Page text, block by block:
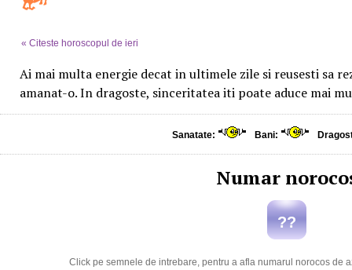
« Citeste horoscopul de ieri
Ai mai multa energie decat in ultimele zile si reusesti sa
amanat-o. In dragoste, sinceritatea iti poate aduce mai
Sanatate: Bani:
Numar
??
Click pe semnele de intrebare, pentru a afla numarul norocos de